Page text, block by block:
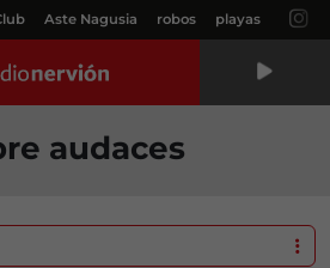
Aste Nagusia robos playas
audaces